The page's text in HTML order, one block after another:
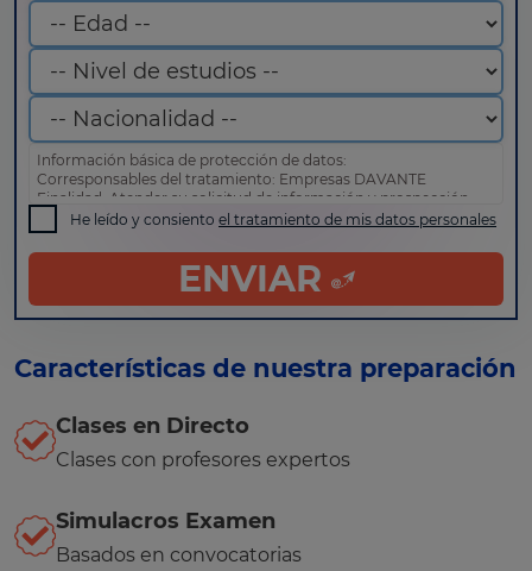
Información básica de protección de datos:
Corresponsables del tratamiento: Empresas DAVANTE
Finalidad: Atender su solicitud de información y prospección
comercial
Derechos: Puede acceder, rectificar y suprimir sus datos, así
como otros derechos tal y como se explica en nuestrapolítica
He leído y consiento el tratamiento de mis datos personales
ENVIAR
Características de nuestra preparación
Clases en Directo
Clases con profesores expertos
Simulacros Examen
Basados en convocatorias